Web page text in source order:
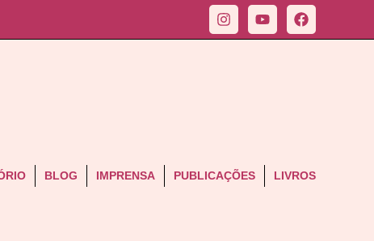
BLOG IMPRENSA PUBLICAÇÕES LIVROS